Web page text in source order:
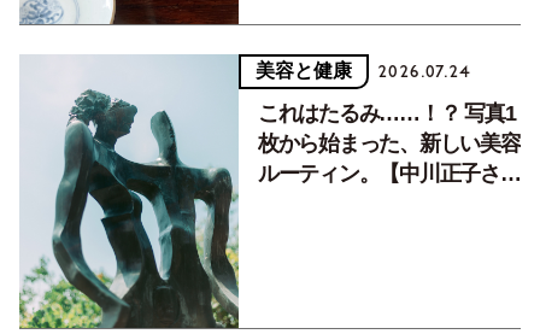
美容と健康 2026.07.24
これはたるみ……！？ 写真1
枚から始まった、新しい美容
ルーティン。【中川正子さん